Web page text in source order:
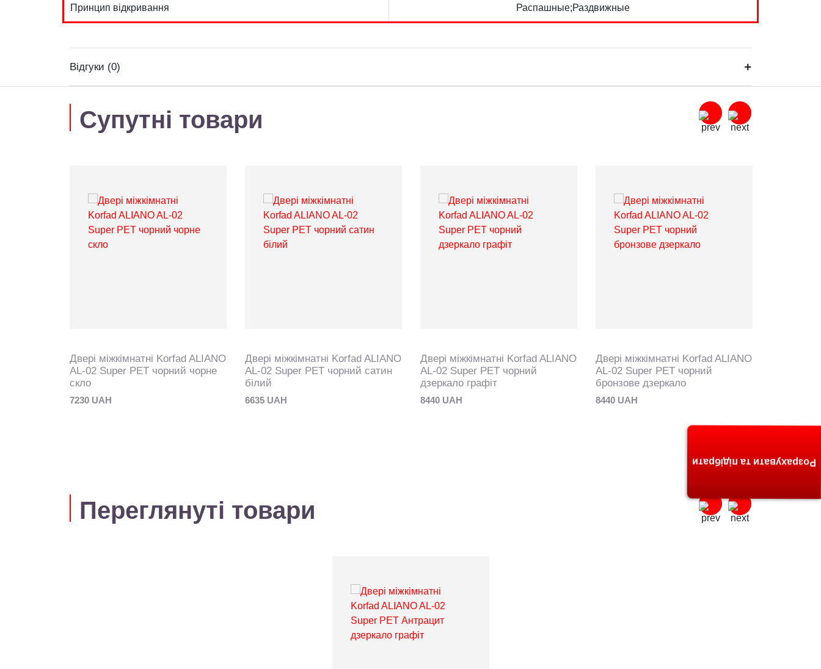
Принцип відкривання Распашные;Раздвижные
Відгуки (0)
Супутні товари
Двері міжкімнатні Korfad ALIANO
AL-02 Super PET чорний чорне
скло
7230 UAH
Двері міжкімнатні Korfad ALIANO
AL-02 Super PET чорний сатин
білий
6635 UAH
Двері міжкімнатні Korfad ALIANO
AL-02 Super PET чорний
дзеркало графіт
8440 UAH
Двері міжкімнатні Korfad ALIANO
AL-02 Super PET чорний
бронзове дзеркало
8440 UAH
Переглянуті товари
Розрахувати та підібрати